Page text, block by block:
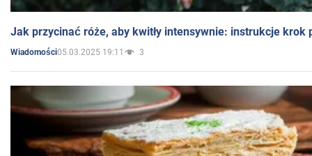
Jak przycinać róże, aby kwitły intensywnie: instrukcje krok
Wiadomości05.03.2025 19:11 3